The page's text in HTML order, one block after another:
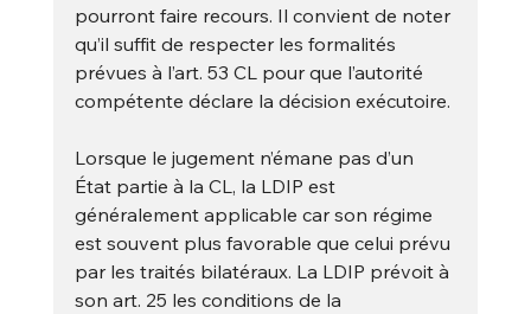
pourront faire recours. Il convient de noter
qu’il suffit de respecter les formalités
prévues à l’art. 53 CL pour que l’autorité
compétente déclare la décision exécutoire.
Lorsque le jugement n’émane pas d’un
État partie à la CL, la LDIP est
généralement applicable car son régime
est souvent plus favorable que celui prévu
par les traités bilatéraux. La LDIP prévoit à
son art. 25 les conditions de la